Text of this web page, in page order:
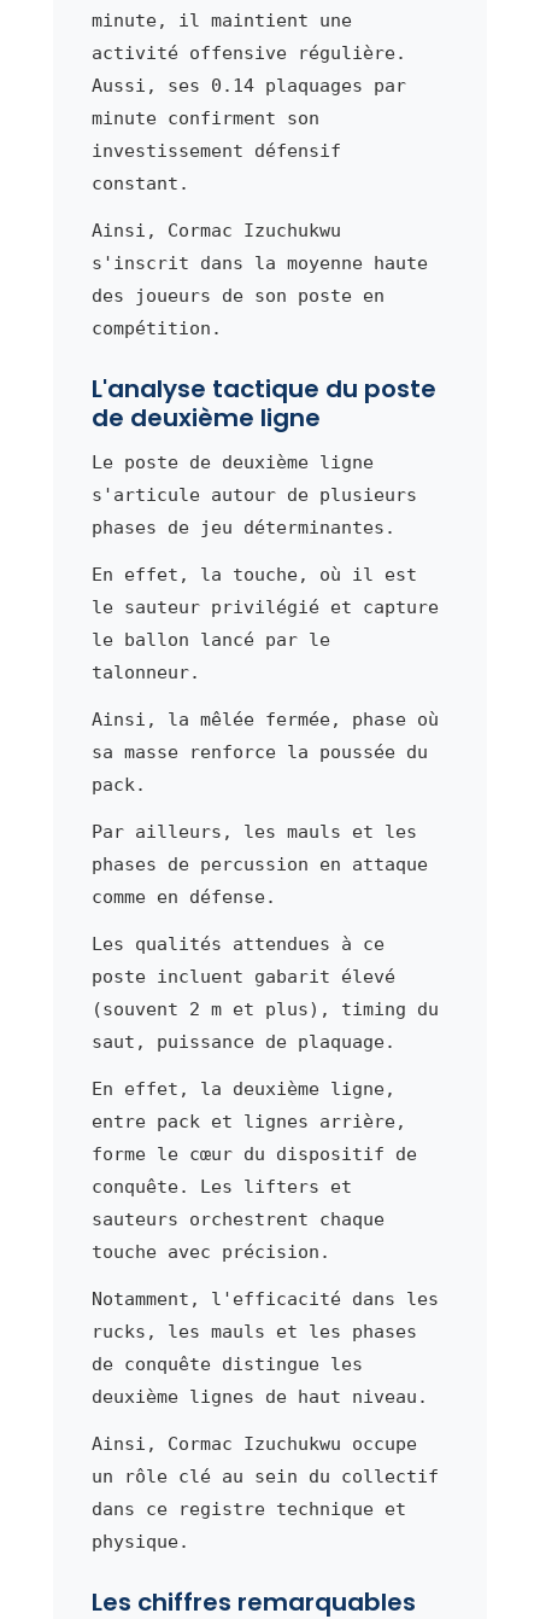
minute, il maintient une
activité offensive régulière.
Aussi, ses 0.14 plaquages par
minute confirment son
investissement défensif
constant.
Ainsi, Cormac Izuchukwu
s'inscrit dans la moyenne haute
des joueurs de son poste en
compétition.
L'analyse tactique du poste
de deuxième ligne
Le poste de deuxième ligne
s'articule autour de plusieurs
phases de jeu déterminantes.
En effet, la touche, où il est
le sauteur privilégié et capture
le ballon lancé par le
talonneur.
Ainsi, la mêlée fermée, phase où
sa masse renforce la poussée du
pack.
Par ailleurs, les mauls et les
phases de percussion en attaque
comme en défense.
Les qualités attendues à ce
poste incluent gabarit élevé
(souvent 2 m et plus), timing du
saut, puissance de plaquage.
En effet, la deuxième ligne,
entre pack et lignes arrière,
forme le cœur du dispositif de
conquête. Les lifters et
sauteurs orchestrent chaque
touche avec précision.
Notamment, l'efficacité dans les
rucks, les mauls et les phases
de conquête distingue les
deuxième lignes de haut niveau.
Ainsi, Cormac Izuchukwu occupe
un rôle clé au sein du collectif
dans ce registre technique et
physique.
Les chiffres remarquables